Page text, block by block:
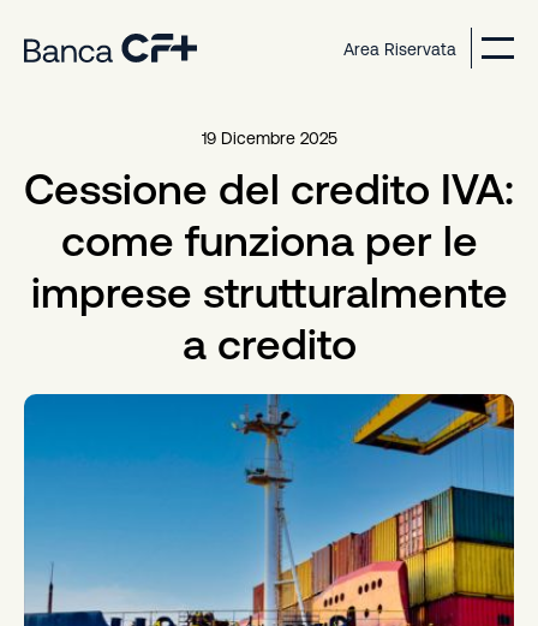
Area Riservata
19 Dicembre 2025
Cessione del credito IVA:
come funziona per le
imprese strutturalmente
a credito